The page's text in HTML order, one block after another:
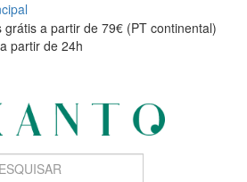
grátis a partir de 79€ (PT continental)
partir de 24h